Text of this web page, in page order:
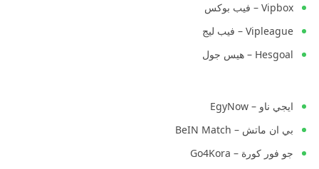
Vipbox – فيب بوكس
Vipleague – فيب ليج
Hesgoal – هيس جول
ايجي ناو – EgyNow
بي ان ماتش – BeIN Match
جو فور كورة – Go4Kora